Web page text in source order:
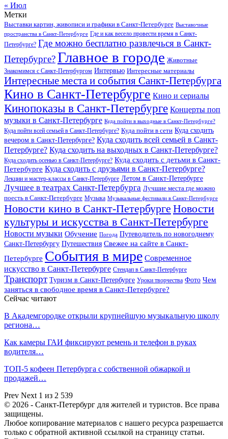
« Июл
Метки
Выставки картин, живописи и графики в Санкт-Петербурге Выставочные
пространства в Санкт-Петербурге Где и как весело провести время в Санкт-
Петербурге? Где можно бесплатно развлечься в Санкт-
Петербурге?Главное в городе Животные
Знакомимся с Санкт-Петербургом Интервью Интересные материалы
Интересные места и события Санкт-Петербурга
Кино в Санкт-Петербурге Кино и сериалы
Кинопоказы в Санкт-Петербурге Концерты поп
музыки в Санкт-Петербурге Куда пойти в выходные в Санкт-Петербурге?
Куда пойти всей семьей в Санкт-Петербурге? Куда пойти в сети Куда сходить
вечером в Санкт-Петербурге? Куда сходить всей семьей в Санкт-
Петербурге? Куда сходить на выходных в Санкт-Петербурге?
Куда сходить осенью в Санкт-Петербурге? Куда сходить с детьми в Санкт-
Петербурге Куда сходить с друзьями в Санкт-Петербурге?
Лекции и мастер-классы в Санкт-Петербурге Летом в Санкт-Петербурге
Лучшее в театрах Санкт-Петербурга Лучшие места где можно
поесть в Санкт-Петербурге Музыка Музыкальные фестивали в Санкт-Петербурге
Новости кино в Санкт-Петербурге Новости
культуры и искусства в Санкт-Петербурге
Новости музыки Обучение Погода Путеводитель по новогоднему
Санкт-Петербургу Путешествия Свежее на сайте в Санкт-
Петербурге События в мире Современное
искусство в Санкт-Петербурге Стендап в Санкт-Петербурге
Транспорт Туризм в Санкт-Петербурге Уроки творчества Фото Чем
заняться в свободное время в Санкт-Петербурге?
Сейчас читают
В Академгородке открыли крупнейшую музыкальную школу
региона…
Как камеры ГАИ фиксируют ремень и телефон в руках
водителя…
ТОП-5 кофеен Петербурга с собственной обжаркой и
продажей…
Prev Next 1 из 2 539
© 2026 - Санкт-Петербург для жителей и туристов. Все права
защищены.
Любое копирование материалов с нашего ресурса разрешается
только с обратной активной ссылкой на страницу статьи.